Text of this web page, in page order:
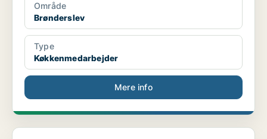
Område
Brønderslev
Type
Køkkenmedarbejder
Mere info
McDonald’s Brønderslev - uopfordret ansøgning